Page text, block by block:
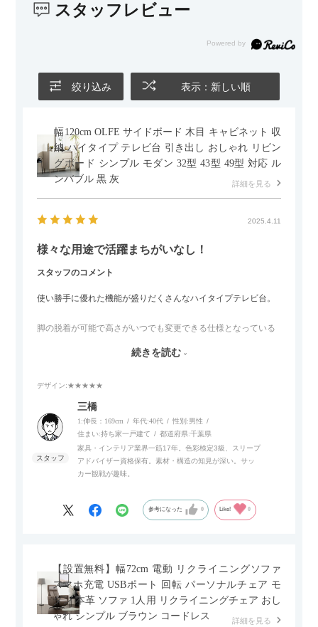
また、カウチのように足を伸ばしてくつろげるスタイルが理想
かせるため、普段はカウチとして使い、来客時には離してスツ
す。
スタッフレビュー
絞り込み 表示：新しい順
幅120cm OLFE サイドボード 木目 キャビネット 収
納 ハイタイプ テレビ台 引き出し おしゃれ リビン
グボード シンプル モダン 32型 43型 49型 対応 ル
ンバブル 黒 灰
詳細を見る
2025.4.11
様々な用途で活躍まちがいなし！
スタッフのコメント
使い勝手に優れた機能が盛りだくさんなハイタイプテレビ台。
脚の脱着が可能で高さがいつでも変更できる仕様となっている
また、補助テーブルとして使用可能なスライドテーブルや収納
内部にもプリンターなどが置けるスライド棚板がついているの
でテレビ台以外にもオフィスなどでの収納家具やリビングでの
サイドボードとして多目的な用途に対応しています。
また、扉は横方向へのスライド式となっているので開閉時のス
ペースを最小限に抑えられ、省スペースでご利用いただけるの
続きを読む
デザイン:★★★★★
三橋
1:伸長：169cm 年代:40代 性別:男性
住まい:持ち家一戸建て 都道府県:千葉県
家具・インテリア業界一筋17年。色彩検定3級、スリープ
アドバイザー資格保有。素材・構造の知見が深い。サッ
カー観戦が趣味。
参考になった 0 Like! 0
【設置無料】幅72cm 電動 リクライニングソファ
スマホ充電 USBポート 回転 パーソナルチェア モ
ダン 本革 ソファ 1人用 リクライニングチェア おし
ゃれ シンプル ブラウン コードレス
詳細を見る